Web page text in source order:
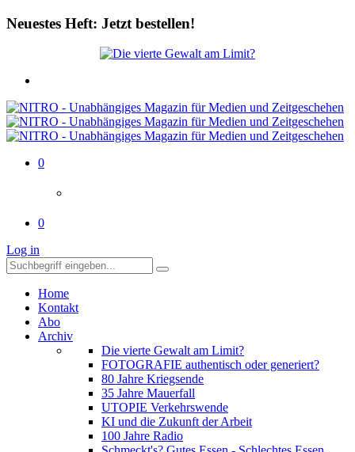
Neuestes Heft: Jetzt bestellen!
0
0
Log in
Home
Kontakt
Abo
Archiv
Die vierte Gewalt am Limit?
FOTOGRAFIE authentisch oder generiert?
80 Jahre Kriegsende
35 Jahre Mauerfall
UTOPIE Verkehrswende
KI und die Zukunft der Arbeit
100 Jahre Radio